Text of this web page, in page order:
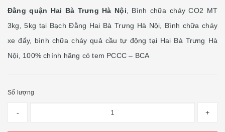
Đằng quận Hai Bà Trưng Hà Nội , Bình chữa cháy CO2 MT
3kg, 5kg tại Bạch Đằng Hai Bà Trưng Hà Nội, Bình chữa cháy
xe đẩy, bình chữa cháy quả cầu tự động tại Hai Bà Trưng Hà
Nội, 100% chính hãng có tem PCCC – BCA
Số lượng
- +